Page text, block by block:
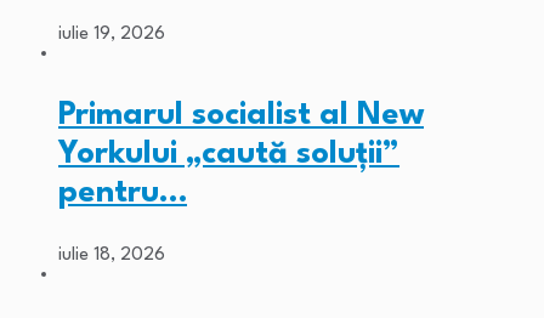
iulie 19, 2026
Primarul socialist al New
Yorkului „caută soluții”
pentru…
iulie 18, 2026